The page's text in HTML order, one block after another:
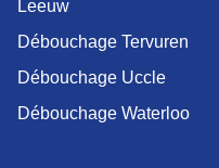
Leeuw
Débouchage Tervuren
Débouchage Uccle
Débouchage Waterloo